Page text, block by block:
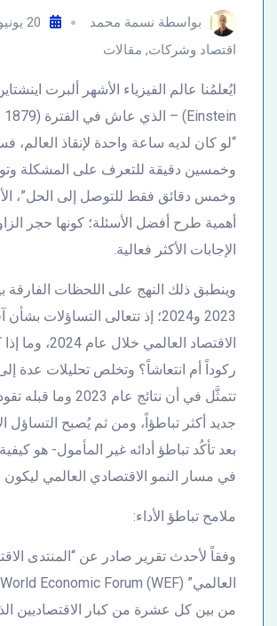
بواسطة نسمة محمد
20 يونيو، 2024
اقتصاد وشركات, مقالات
“لو كان لديه ساعة واحدة لإنقاذ
وخمسين دقيقة للتعرف على المشكلة
وخمس دقائق فقط للتوصل إلى الحل”،
أهمية طرح أفضل الأسئلة؛ كونها حجر
الإجابات الأكثر فعالية.
وينطبق ذلك النهج على اللحظات الفارقة
2023 و2024؛ إذ تتعالى التساؤلات
الاقتصاد العالمي
ركوداً أم انتعاشاً؟ وتخلص تحليلات عدة
تتمثَّل في أن نتائج عام
جديد أكثر تباطؤاً، ومن ثم يُصبح التساؤل
بعد تأكُد تباطؤ أدائه غير المأمول- هو
في مسار النمو الاقتصادي العالمي ليكون
ملامح تباطؤ الأداء:
وفقاً لأحدث تقرير صادر عن “المنتدى
من بين كل عشرة من كبار الاقتصاديين